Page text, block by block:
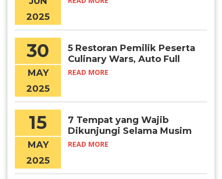
2025
30
MAY
2025
5 Restoran Pemilik Peserta
Culinary Wars, Auto Full
Booked!
READ MORE
15
MAY
2025
7 Tempat yang Wajib
Dikunjungi Selama Musim
Panas di Korea
READ MORE